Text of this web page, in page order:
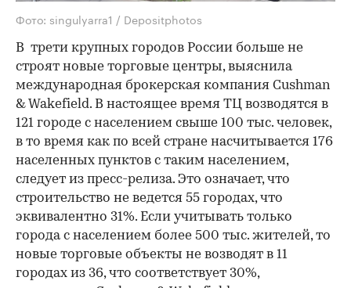
Фото: singulyarra1 / Depositphotos
В трети крупных городов России больше не
строят новые торговые центры, выяснила
международная брокерская компания Cushman
& Wakefield. В настоящее время ТЦ возводятся в
121 городе с населением свыше 100 тыс. человек,
в то время как по всей стране насчитывается 176
населенных пунктов с таким населением,
следует из пресс-релиза. Это означает, что
строительство не ведется 55 городах, что
эквивалентно 31%. Если учитывать только
города с населением более 500 тыс. жителей, то
новые торговые объекты не возводят в 11
городах из 36, что соответствует 30%,